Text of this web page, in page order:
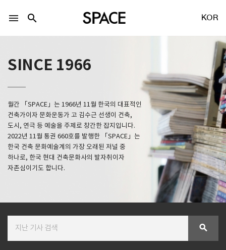
Facebook 로그인
Naver 로그인
menu search KOR
SINCE 1966
월간 「SPACE」는 1966년 11월 한국의 대표적인
건축가이자 문화운동가 고 김수근 선생이 건축,
도시, 연극 등 예술을 주제로 창간한 잡지입니다.
2022년 11월 통권 660호를 발행한 「SPACE」는
한국 건축 문화예술계의 가장 오래된 저널 중
하나로, 한국 현대 건축문화사의 발자취이자
자존심이기도 합니다.
search